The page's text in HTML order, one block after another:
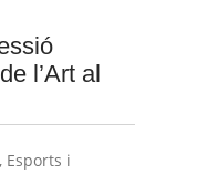
l’Art al
Esports i